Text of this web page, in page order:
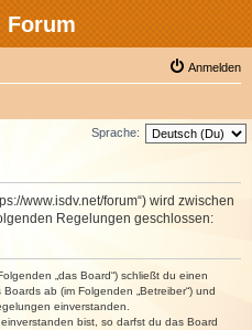
Forum
Anmelden
Sprache:
www.isdv.net/forum“) wird zwischen
Regelungen geschlossen:
„das Board“) schließt du einen
ab (im Folgenden „Betreiber“) und
einverstanden.
bist, so darfst du das Board